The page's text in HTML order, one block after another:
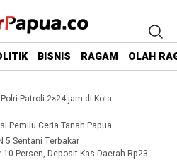
BISNIS RAGAM OLAH
Patroli 2×24 jam di Kota
Pemilu Ceria Tanah Papua
5 Sentani Terbakar
Persen, Deposit Kas Daerah Rp23